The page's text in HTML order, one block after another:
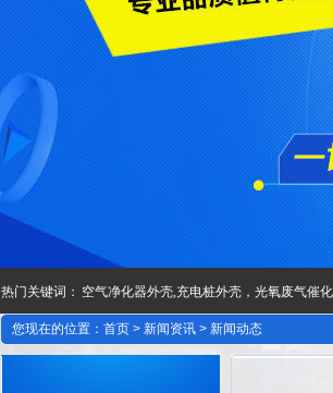
热门关键词： 空气净化器外壳,充电桩外壳，光氧废气催
您现在的位置： 首页 > 新闻资讯 > 新闻动态